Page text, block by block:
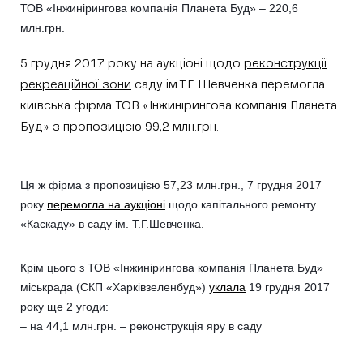
ТОВ «Інжинірингова компанія Планета Буд» – 220,6
млн.грн.
5 грудня 2017 року на аукціоні щодо реконструкції
рекреаційної зони саду ім.Т.Г. Шевченка перемогла
київська фірма ТОВ «Інжинірингова компанія Планета
Буд» з пропозицією 99,2 млн.грн.
Ця ж фірма з пропозицією 57,23 млн.грн., 7 грудня 2017
року перемогла на аукціоні щодо капітального ремонту
«Каскаду» в саду ім. Т.Г.Шевченка.
Крім цього з ТОВ «Інжинірингова компанія Планета Буд»
міськрада (СКП «Харківзеленбуд») уклала 19 грудня 2017
року ще 2 угоди:
– на 44,1 млн.грн. – реконструкція яру в саду